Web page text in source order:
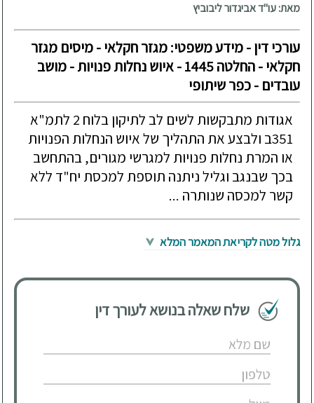
מאת: עו"ד אביגדור ליבוביץ
עורכי דין - מידע משפטי: מגזר חקלאי - מיסים מגזר
חקלאי - החלטה 1445 - איוש נחלות פנויות - מושב
עובדים - כפר שיתופי
אגודות מתבקשות לשים לב לתיקון בלוח 2 לתמ"א
351ב ולבצע את התהליך של איוש הנחלות הפנויות
או המרת נחלות פנויות למגרשי מגורים, בהתחשב
בכך שבנגב וגליל ניתנה תוספת למכסת יח"ד ללא
קשר למכסה שנותרה ...
גלול מטה לקריאת המאמר המלא
שלח שאלה בנושא לעורך דין